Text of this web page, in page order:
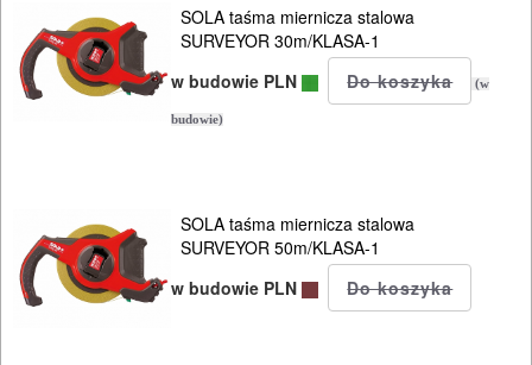
SPRZĘT
AGD
OGRODNICZE
KOSIARKI-
KOSY
MYJKI
SOLA taśma miernicza stalowa
SURVEYOR 30m/KLASA-1
w budowie PLN
(w
budowie)
SOLA taśma miernicza stalowa
SURVEYOR 50m/KLASA-1
w budowie PLN